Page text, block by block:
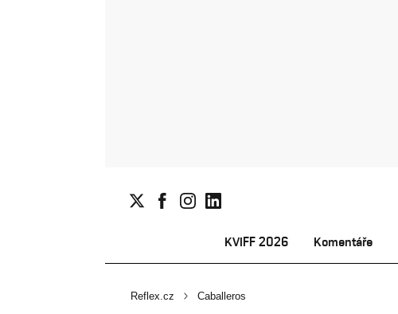
KVIFF 2026 Komentáře
Reflex.cz Caballeros